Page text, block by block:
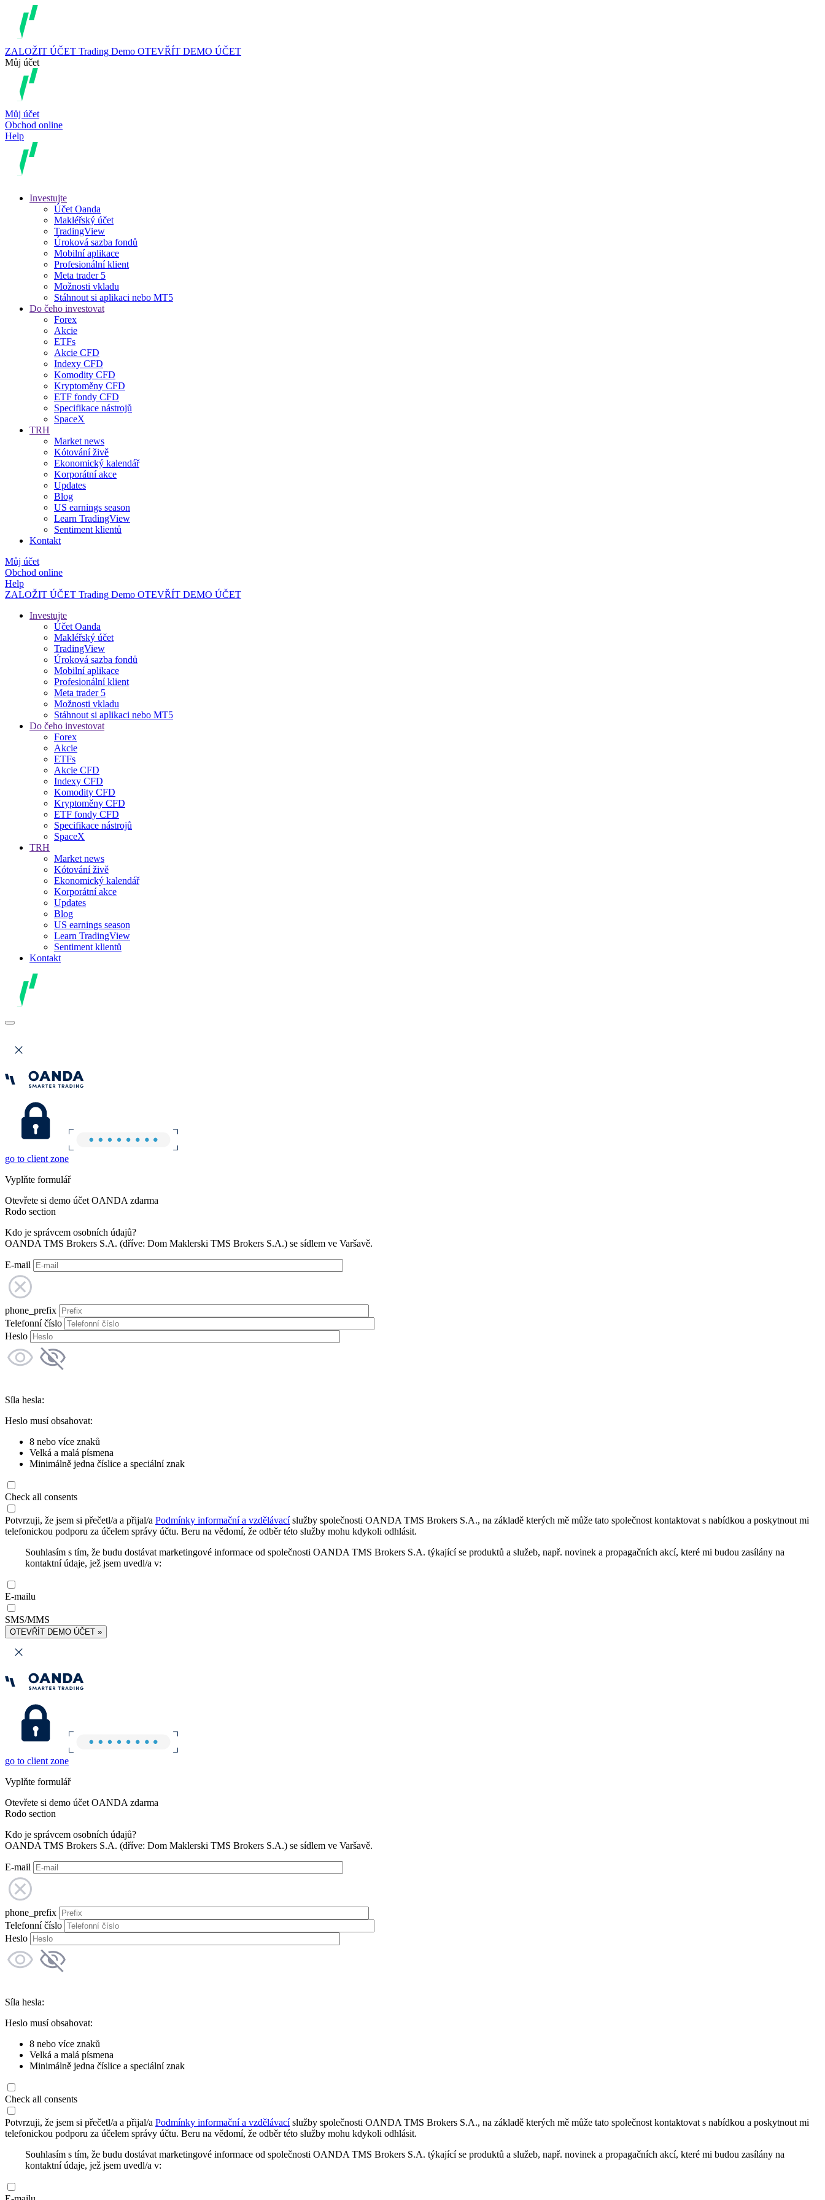
ZALOŽIT ÚČET Trading Demo OTEVŘÍT DEMO ÚČET
Můj účet
Můj účet
Obchod online
Help
Investujte
Účet Oanda
Makléřský účet
TradingView
Úroková sazba fondů
Mobilní aplikace
Profesionální klient
Meta trader 5
Možnosti vkladu
Stáhnout si aplikaci nebo MT5
Do čeho investovat
Forex
Akcie
ETFs
Akcie CFD
Indexy CFD
Komodity CFD
Kryptoměny CFD
ETF fondy CFD
Specifikace nástrojů
SpaceX
TRH
Market news
Kótování živě
Ekonomický kalendář
Korporátní akce
Updates
Blog
US earnings season
Learn TradingView
Sentiment klientů
Kontakt
Můj účet
Obchod online
Help
ZALOŽIT ÚČET Trading Demo OTEVŘÍT DEMO ÚČET
Investujte
Účet Oanda
Makléřský účet
TradingView
Úroková sazba fondů
Mobilní aplikace
Profesionální klient
Meta trader 5
Možnosti vkladu
Stáhnout si aplikaci nebo MT5
Do čeho investovat
Forex
Akcie
ETFs
Akcie CFD
Indexy CFD
Komodity CFD
Kryptoměny CFD
ETF fondy CFD
Specifikace nástrojů
SpaceX
TRH
Market news
Kótování živě
Ekonomický kalendář
Korporátní akce
Updates
Blog
US earnings season
Learn TradingView
Sentiment klientů
Kontakt
go to client zone
Vyplňte formulář
Otevřete si demo účet OANDA zdarma
Rodo section
Kdo je správcem osobních údajů?
OANDA TMS Brokers S.A. (dříve: Dom Maklerski TMS Brokers S.A.) se sídlem ve Varšavě.
E-mail
phone_prefix
Telefonní číslo
Heslo
Síla hesla:
Heslo musí obsahovat:
8 nebo více znaků
Velká a malá písmena
Minimálně jedna číslice a speciální znak
Check all consents
Potvrzuji, že jsem si přečetl/a a přijal/a Podmínky informační a vzdělávacíslužby společnosti OANDA TMS Brokers S.A., na základě kterých mě může tato společnost kontaktovat s nabídkou a poskytnout mi
telefonickou podporu za účelem správy účtu. Beru na vědomí, že odběr této služby mohu kdykoli odhlásit.
Souhlasím s tím, že budu dostávat marketingové informace od společnosti OANDA TMS Brokers S.A. týkající se produktů a služeb, např. novinek a propagačních akcí, které mi budou zasílány na
kontaktní údaje, jež jsem uvedl/a v:
E-mailu
SMS/MMS
OTEVŘÍT DEMO ÚČET »
go to client zone
Vyplňte formulář
Otevřete si demo účet OANDA zdarma
Rodo section
Kdo je správcem osobních údajů?
OANDA TMS Brokers S.A. (dříve: Dom Maklerski TMS Brokers S.A.) se sídlem ve Varšavě.
E-mail
phone_prefix
Telefonní číslo
Heslo
Síla hesla:
Heslo musí obsahovat:
8 nebo více znaků
Velká a malá písmena
Minimálně jedna číslice a speciální znak
Check all consents
Potvrzuji, že jsem si přečetl/a a přijal/a Podmínky informační a vzdělávacíslužby společnosti OANDA TMS Brokers S.A., na základě kterých mě může tato společnost kontaktovat s nabídkou a poskytnout mi
telefonickou podporu za účelem správy účtu. Beru na vědomí, že odběr této služby mohu kdykoli odhlásit.
Souhlasím s tím, že budu dostávat marketingové informace od společnosti OANDA TMS Brokers S.A. týkající se produktů a služeb, např. novinek a propagačních akcí, které mi budou zasílány na
kontaktní údaje, jež jsem uvedl/a v: